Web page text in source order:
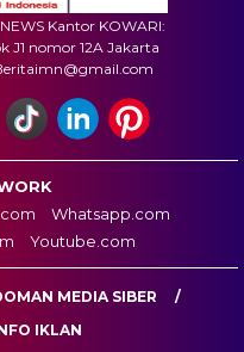
Kantor KOWARI:
J1 nomor 12A Jakarta
Whatsapp.com
Youtube.com
MEDIA SIBER
IKLAN